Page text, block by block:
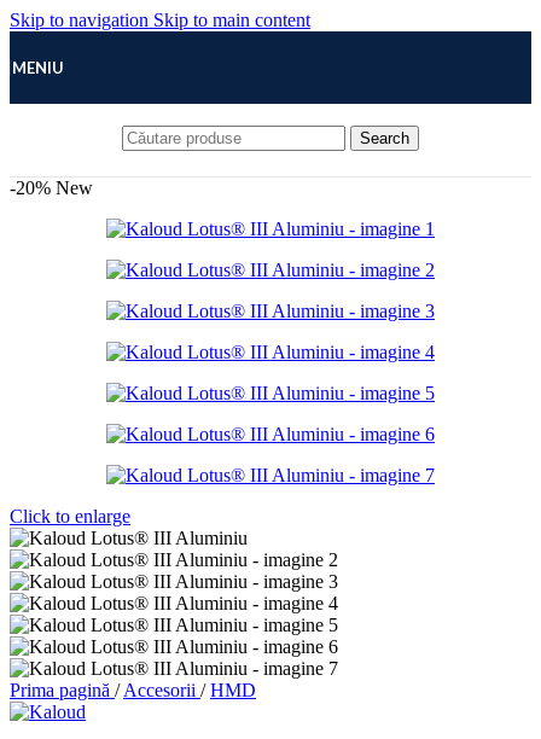
Skip to navigation Skip to main content
MENIU
Search
-20% New
Click to enlarge
Prima pagină / Accesorii / HMD